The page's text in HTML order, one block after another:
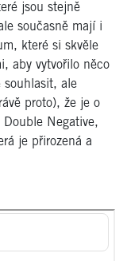
jsou stejně
současně mají i
které si skvěle
aby vytvořilo něco
souhlasit, ale
proto), že je o
Negative,
je přirozená a